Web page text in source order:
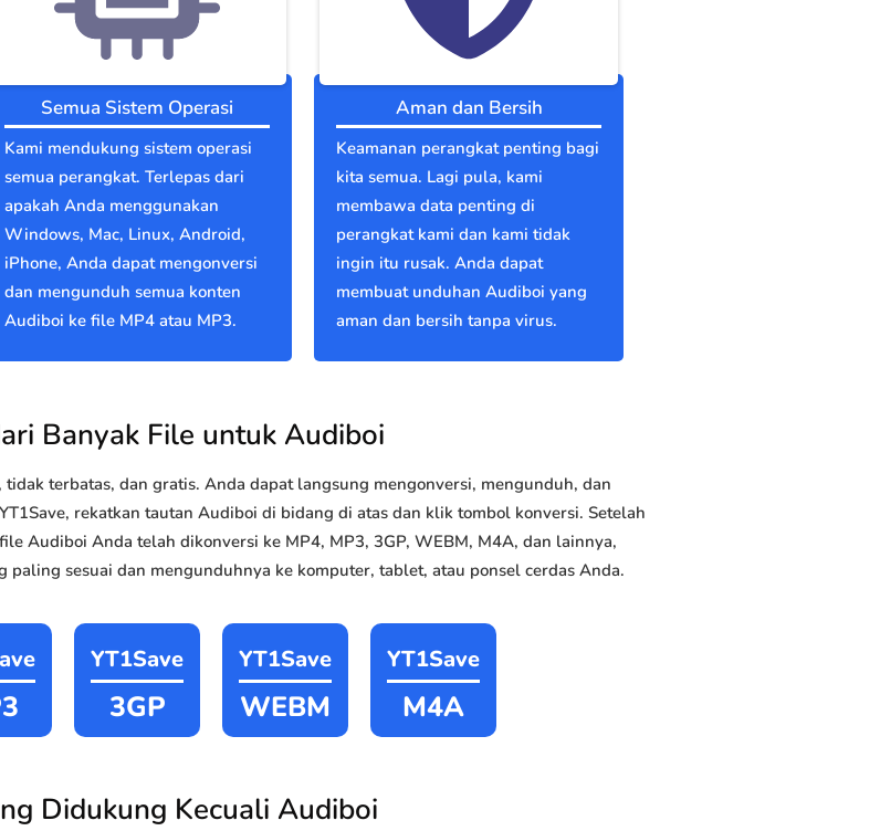
Semua Sistem Operasi
Kami mendukung sistem operasi
semua perangkat. Terlepas dari
apakah Anda menggunakan
Windows, Mac, Linux, Android,
iPhone, Anda dapat mengonversi
dan mengunduh semua konten
Audiboi ke file MP4 atau MP3.
Aman dan Bersih
Keamanan perangkat penting bagi
kita semua. Lagi pula, kami
membawa data penting di
perangkat kami dan kami tidak
ingin itu rusak. Anda dapat
membuat unduhan Audiboi yang
aman dan bersih tanpa virus.
Banyak File untuk Audiboi
terbatas, dan gratis. Anda dapat langsung mengonversi, mengunduh, dan
rekatkan tautan Audiboi di bidang di atas dan klik tombol konversi. Setelah
Audiboi Anda telah dikonversi ke MP4, MP3, 3GP, WEBM, M4A, dan lainnya,
sesuai dan mengunduhnya ke komputer, tablet, atau ponsel cerdas Anda.
YT1Save
3GP
YT1Save
WEBM
YT1Save
M4A
Didukung Kecuali Audiboi